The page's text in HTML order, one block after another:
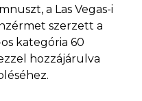
a Las Vegas-i
szerzett a
kategória 60
hozzájárulva